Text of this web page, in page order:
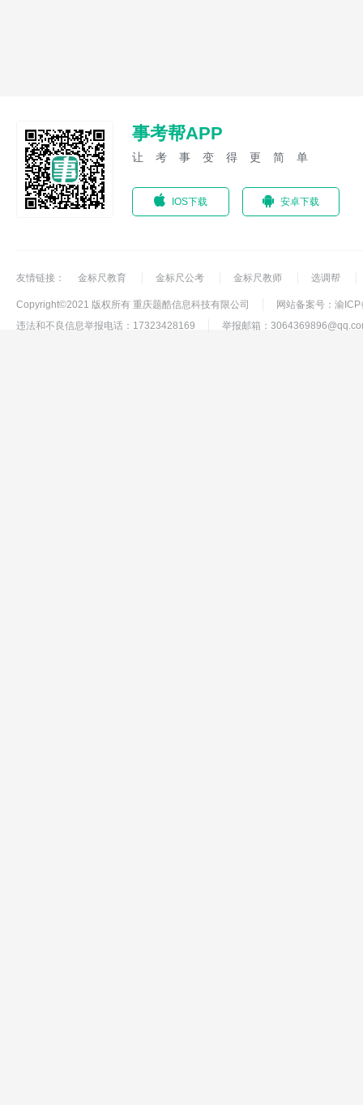
事考帮APP
让考事变得更简单
IOS下载 安卓下载
友情链接： 金标尺教育 金标尺公考 金标尺教师 选调帮
Copyright©2021 版权所有 重庆题酷信息科技有限公司
网站备案号：渝
违法和不良信息举报电话：17323428169
举报邮箱：